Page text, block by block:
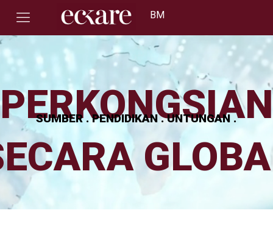
BM
PERKONGSIAN
SUMBER . PENDIDIKAN . UNTUNGAN .